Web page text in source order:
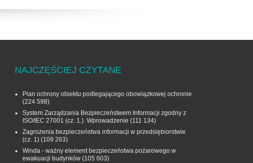
NAJCZĘŚCIEJ CZYTANE
Plan ochrony obiektu podlegającego obowiązkowej ochronie
(224 598)
System Zarządzania Bezpieczeństwem Informacji zgodny z
ISO/IEC 27001 (cz. 1.). Wprowadzenie (111 134)
Zagrożenia bezpieczeństwa informacji w przedsiębiorstwie
(cz. 1) (109 263)
Winda - ważny element bezpieczeństwa pożarowego w
ewakuacji budynków (105 603)